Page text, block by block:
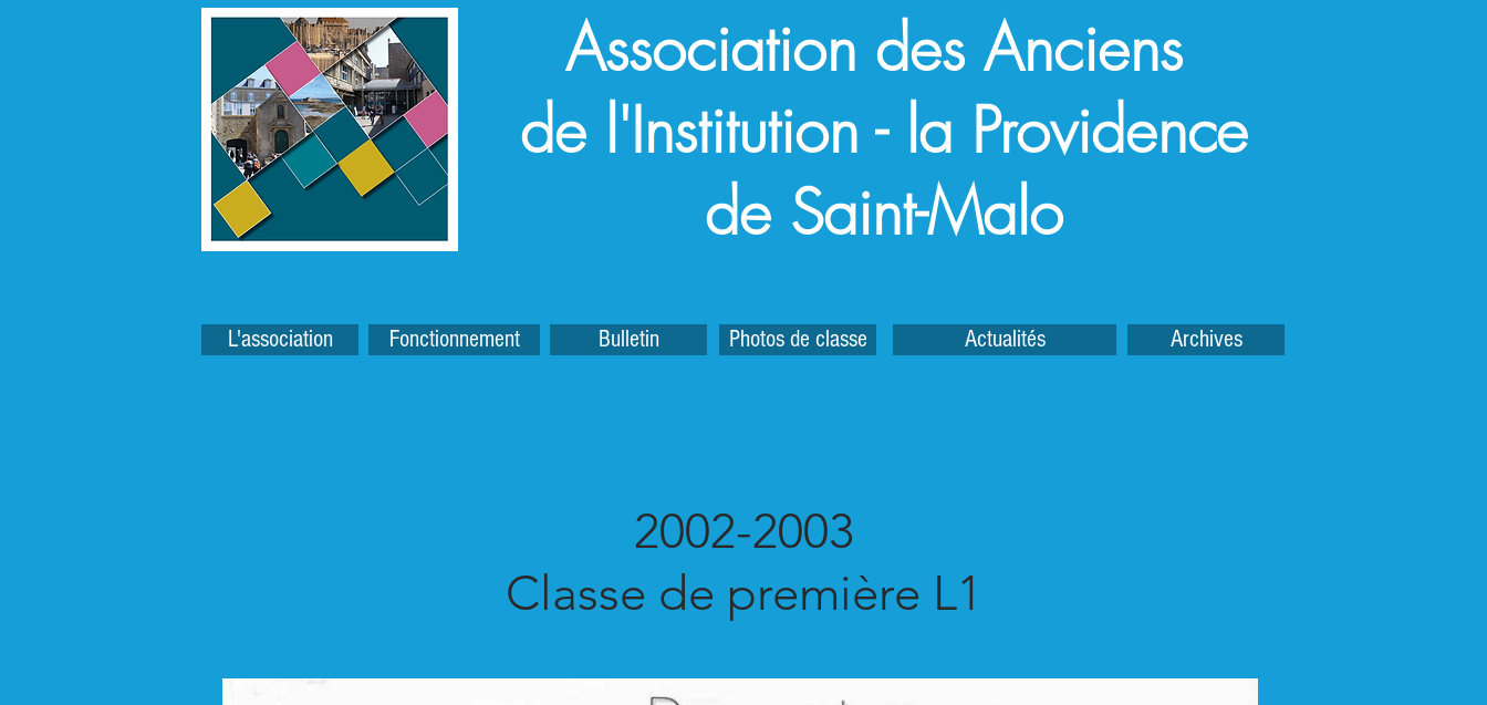
Association des Anciens
de l'Institution - la Providence
de Saint-Malo
L'association Fonctionnement Bulletin Photos de classe Actualités Archives
2002-2003
Classe de première L1